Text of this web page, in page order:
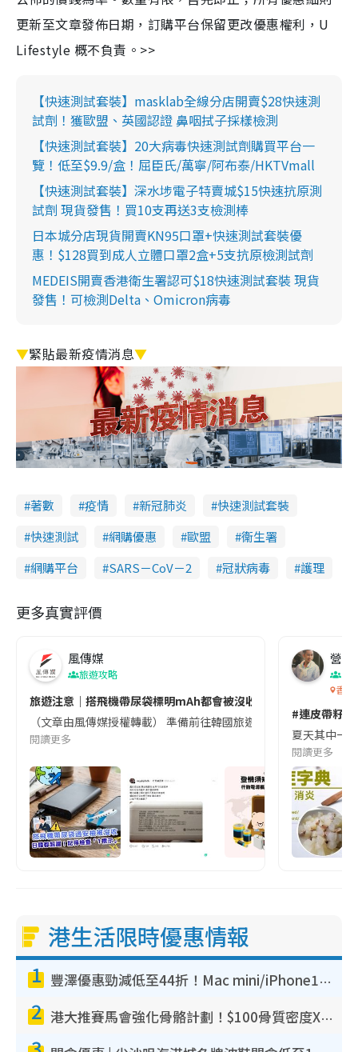
更新至文章發佈日期，訂購平台保留更改優惠權利，U
Lifestyle 概不負責。>>
【快速測試套裝】masklab全線分店開賣$28快速測
試劑！獲歐盟、英國認證 鼻咽拭子採樣檢測
【快速測試套裝】20大病毒快速測試劑購買平台一
覽！低至$9.9/盒！屈臣氏/萬寧/阿布泰/HKTVmall
【快速測試套裝】深水埗電子特賣城$15快速抗原測
試劑 現貨發售！買10支再送3支檢測棒
日本城分店現貨開賣KN95口罩+快速測試套裝優
惠！$128買到成人立體口罩2盒+5支抗原檢測試劑
MEDEIS開賣香港衛生署認可$18快速測試套裝 現貨
發售！可檢測Delta、Omicron病毒
▼緊貼最新疫情消息▼
著數 疫情 新冠肺炎
快速測試套裝
快速測試
網購優惠 歐盟
衞生署
網購平台
SARS－CoV－2 冠狀病毒 護理
更多真實評價
風傳媒
旅遊攻略
旅遊注意｜搭飛機帶尿袋標明mAh都會被沒收😱出發前切記檢查
（文章由風傳媒授權轉載） 準備前往韓國旅遊的民眾，近期要
閱讀更多
營養
香港
#連皮帶籽
夏天其中一
閱讀更多
港生活限時優惠情報
1 豐澤優惠勁減低至44折！Mac mini/iPhone17Pro大減價！廚房家電$220起
2 港大推賽馬會強化骨骼計劃！$100骨質密度X光檢查 完成免費運動訓練送超市禮券！附參加資格